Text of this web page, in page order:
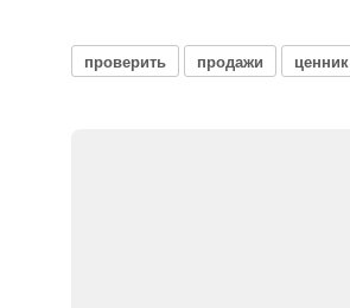
проверить продажи ценник